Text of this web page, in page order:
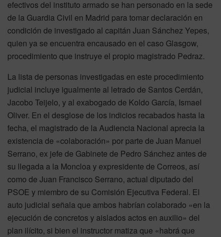
efectivos del instituto armado se han personado en la sede
de la Guardia Civil en Madrid para tomar declaración en
condición de investigado al capitán Juan Sánchez Yepes,
quien ya se encuentra encausado en el caso Glasgow,
procedimiento que instruye el propio magistrado Pedraz.
La lista de personas investigadas en este procedimiento
judicial incluye igualmente al letrado de Santos Cerdán,
Jacobo Teijelo, y al exabogado de Koldo García, Ismael
Oliver. En el desglose de los indicios recabados hasta la
fecha, el magistrado de la Audiencia Nacional aprecia la
existencia de «colaboración» por parte de Juan Manuel
Serrano, ex jefe de Gabinete de Pedro Sánchez antes de
su llegada a la Moncloa y expresidente de Correos, así
como de Juan Francisco Serrano, actual diputado del
PSOE y miembro de su Comisión Ejecutiva Federal. El
auto judicial señala que ambos habrían colaborado «en la
ejecución de concretos y aislados actos en auxilio» del
plan ilícito, si bien el instructor matiza que «habrá que